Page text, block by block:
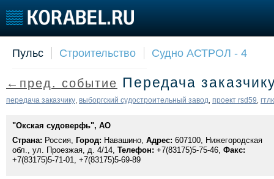
Пульс
Новости
Репутация
Работа
Крюинг
Доска объявлений
Продажа флота
Материалы
Услуги
Личности
Пульс Строительство Судно АСТРОЛ - 4
←пред. событие Передача
передача заказчику выборгский судостроительный завод проект rsd59 гтлк
"Окская судоверфь", АО
Страна: Россия, Город: Навашино, Адрес: 607100, Нижегородская
обл., ул. Проезжая, д. 4/14, Телефон: +7(83175)5-75-46, Факс:
+7(83175)5-71-01, +7(83175)5-69-89